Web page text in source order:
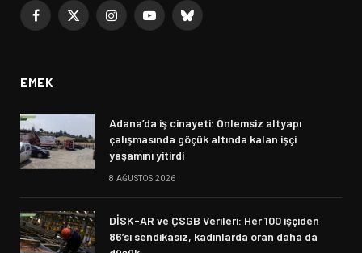
Facebook
X
InstagramYouTubeBluesky
EMEK
Adana’da iş cinayeti: Önlemsiz altyapı
çalışmasında göçük altında kalan işçi
yaşamını yitirdi
8 AĞUSTOS 2026
DİSK-AR ve ÇSGB Verileri: Her 100 işçiden
86’sı sendikasız, kadınlarda oran daha da